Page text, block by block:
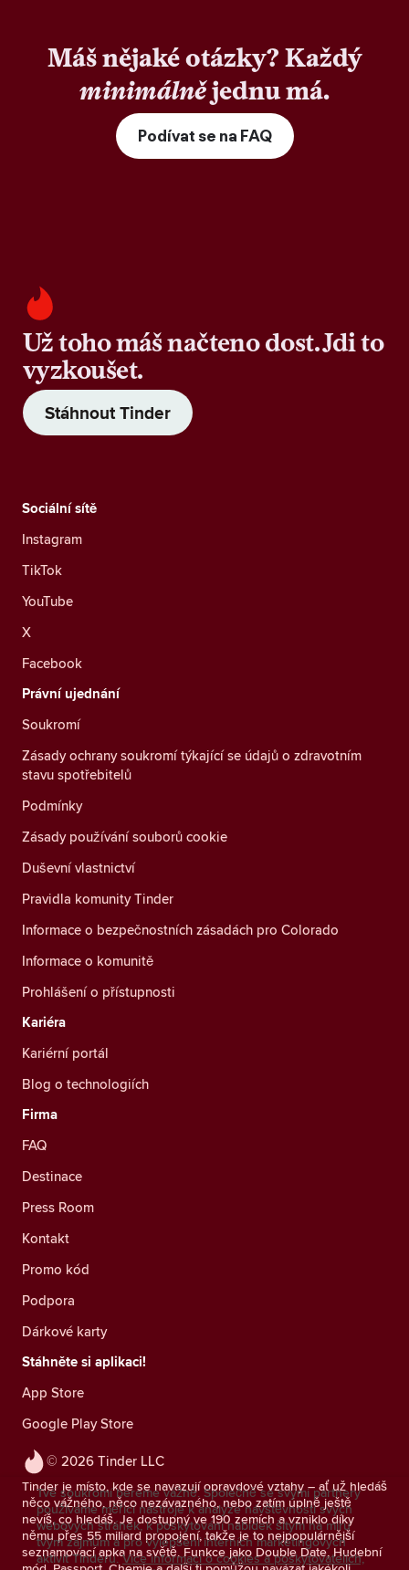
Máš nějaké otázky? Každý
minimálnějednu má.
Podívat se na FAQ
Už toho máš načteno dost. Jdi to
vyzkoušet.
Stáhnout Tinder
© 2026 Tinder LLC
Tinder je místo, kde se navazují opravdové vztahy – ať už hledáš
něco vážného, něco nezávazného, nebo zatím úplně ještě
nevíš, co hledáš. Je dostupný ve 190 zemích a vzniklo díky
němu přes 55 miliard propojení, takže je to nejpopulárnější
seznamovací apka na světě. Funkce jako Double Date, Hudební
Sociální sítě
Instagram
TikTok
YouTube
X
Facebook
Právní ujednání
Soukromí
Zásady ochrany soukromí týkající se údajů o zdravotním
stavu spotřebitelů
Podmínky
Zásady používání souborů cookie
Duševní vlastnictví
Pravidla komunity Tinder
Informace o bezpečnostních zásadách pro Colorado
Informace o komunitě
Prohlášení o přístupnosti
Kariéra
Kariérní portál
Blog o technologiích
Firma
FAQ
Destinace
Press Room
Kontakt
Promo kód
Podpora
Dárkové karty
Stáhněte si aplikaci!
App Store
Google Play Store
Tvé soukromí bereme vážně. Společně se svými partnery
používáme měřicí nástroje k analýze návštěvnosti svých
webových stránek, k poskytování nabídek šitým na míru
tvým zájmům a pro vylepšení interních marketingových
aktivit Tinderu. Více informací o cookies a poskytovatelích,